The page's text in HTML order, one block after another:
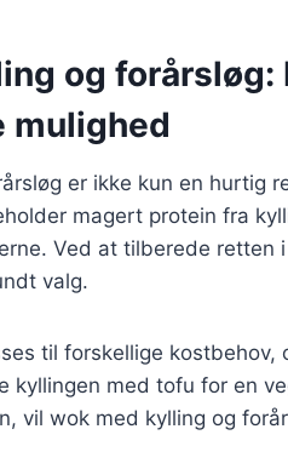
og forårsløg:
mulighed
er ikke kun en hurtig
magert protein fra
Ved at tilberede
valg.
til forskellige
kyllingen med tofu for en
vil wok med kylling og